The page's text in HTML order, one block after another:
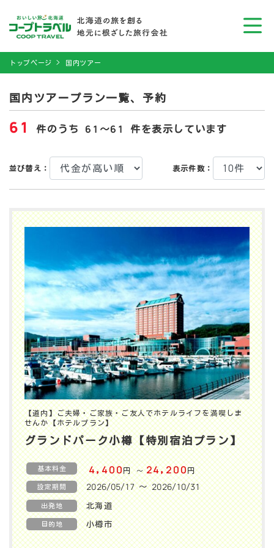
トップページ 国内ツアー
国内ツアープラン一覧、予約
61 件のうち 61〜61 件を表示しています
並び替え： 表示件数：
【道内】ご夫婦・ご家族・ご友人でホテルライフを満喫しま
せんか【ホテルプラン】
グランドパーク小樽【特別宿泊プラン】
基本料金 4,400円〜24,200円
設定期間 2026/05/17 〜 2026/10/31
出発地 北海道
目的地 小樽市